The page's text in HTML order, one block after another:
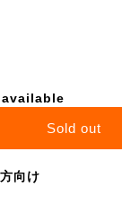
Sold out
向け